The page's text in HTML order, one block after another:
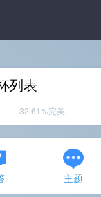
列表
32.61%完美
主题